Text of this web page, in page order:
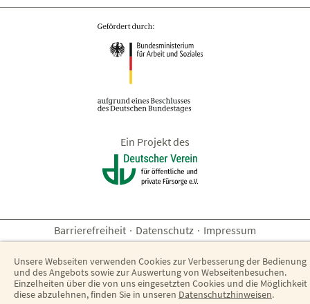
Ein Projekt des
Barrierefreiheit · Datenschutz · Impressum
Unsere Webseiten verwenden Cookies zur Verbesserung der Bedienung
und des Angebots sowie zur Auswertung von Webseitenbesuchen.
Einzelheiten über die von uns eingesetzten Cookies und die Möglichkeit
diese abzulehnen, finden Sie in unseren Datenschutzhinweisen.